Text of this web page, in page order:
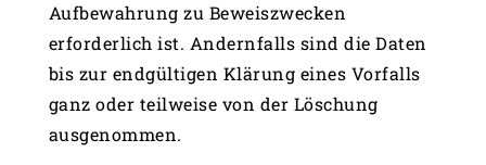
Aufbewahrung zu Beweiszwecken
erforderlich ist. Andernfalls sind die Daten
bis zur endgültigen Klärung eines Vorfalls
ganz oder teilweise von der Löschung
ausgenommen.